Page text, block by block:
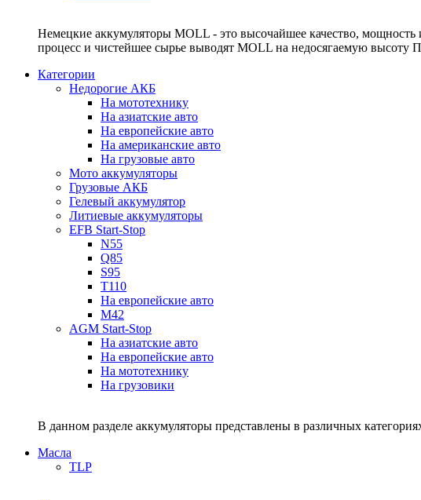
Немецкие аккумуляторы MOLL - это высочайшее качество, мощность
процесс и чистейшее сырье выводят MOLL на недосягаемую высоту
Категории
Недорогие АКБ
На мототехнику
На азиатские авто
На европейские авто
На американские авто
На грузовые авто
Мото аккумуляторы
Грузовые АКБ
Гелевый аккумулятор
Литиевые аккумуляторы
EFB Start-Stop
N55
Q85
S95
T110
На европейские авто
M42
AGM Start-Stop
На азиатские авто
На европейские авто
На мототехнику
На грузовики
В данном разделе аккумуляторы представлены в различных
Масла
TLP